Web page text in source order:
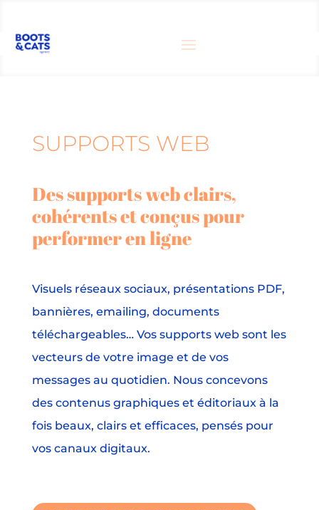
SUPPORTS WEB
Des supports web clairs,
cohérents et conçus pour
performer en ligne
Visuels réseaux sociaux, présentations PDF,
bannières, emailing, documents
téléchargeables… Vos supports web sont les
vecteurs de votre image et de vos
messages au quotidien. Nous concevons
des contenus graphiques et éditoriaux à la
fois beaux, clairs et efficaces, pensés pour
vos canaux digitaux.